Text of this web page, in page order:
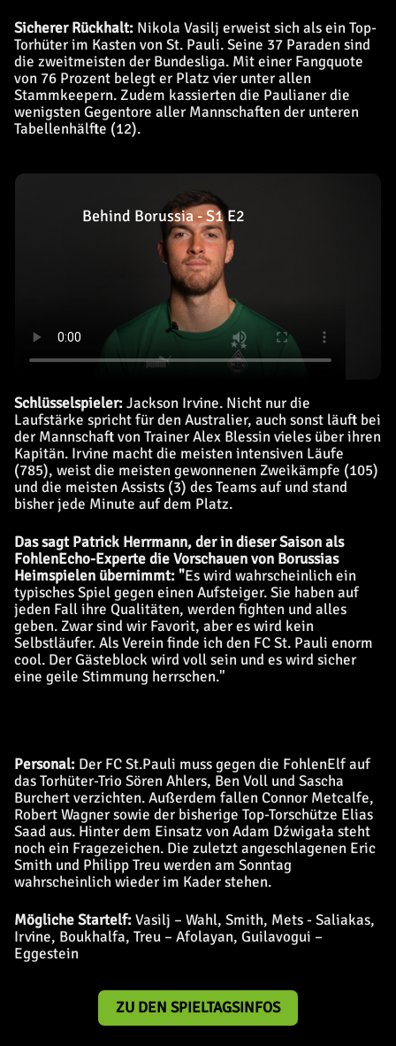
Sicherer Rückhalt: Nikola Vasilj erweist sich als ein Top-
Torhüter im Kasten von St. Pauli. Seine 37 Paraden sind
die zweitmeisten der Bundesliga. Mit einer Fangquote
von 76 Prozent belegt er Platz vier unter allen
Stammkeepern. Zudem kassierten die Paulianer die
wenigsten Gegentore aller Mannschaften der unteren
Tabellenhälfte (12).
Behind Borussia - S1 E2
Schlüsselspieler:Jackson Irvine. Nicht nur die
Laufstärke spricht für den Australier, auch sonst läuft bei
der Mannschaft von Trainer Alex Blessin vieles über ihren
Kapitän. Irvine macht die meisten intensiven Läufe
(785), weist die meisten gewonnenen Zweikämpfe (105)
und die meisten Assists (3) des Teams auf und stand
bisher jede Minute auf dem Platz.
Das sagt Patrick Herrmann, der in dieser Saison als
FohlenEcho-Experte die Vorschauen von Borussias
Heimspielen übernimmt: "Es wird wahrscheinlich ein
typisches Spiel gegen einen Aufsteiger. Sie haben auf
jeden Fall ihre Qualitäten, werden fighten und alles
geben. Zwar sind wir Favorit, aber es wird kein
Selbstläufer. Als Verein finde ich den FC St. Pauli enorm
cool. Der Gästeblock wird voll sein und es wird sicher
eine geile Stimmung herrschen."
Personal: Der FC St.Pauli muss gegen die FohlenElf auf
das Torhüter-Trio Sören Ahlers, Ben Voll und Sascha
Burchert verzichten. Außerdem fallen Connor Metcalfe,
Robert Wagner sowie der bisherige Top-Torschütze Elias
Saad aus. Hinter dem Einsatz von Adam Dźwigała steht
noch ein Fragezeichen. Die zuletzt angeschlagenen Eric
Smith und Philipp Treu werden am Sonntag
wahrscheinlich wieder im Kader stehen.
Mögliche Startelf:Vasilj – Wahl, Smith, Mets - Saliakas,
Irvine, Boukhalfa, Treu – Afolayan, Guilavogui –
Eggestein
ZU DEN SPIELTAGSINFOS